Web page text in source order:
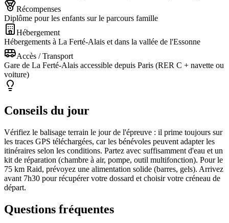
Récompenses
Diplôme pour les enfants sur le parcours famille
Hébergement
Hébergements à La Ferté-Alais et dans la vallée de l'Essonne
Accès / Transport
Gare de La Ferté-Alais accessible depuis Paris (RER C + navette ou
voiture)
Conseils du jour
Vérifiez le balisage terrain le jour de l'épreuve : il prime toujours sur
les traces GPS téléchargées, car les bénévoles peuvent adapter les
itinéraires selon les conditions. Partez avec suffisamment d'eau et un
kit de réparation (chambre à air, pompe, outil multifonction). Pour le
75 km Raid, prévoyez une alimentation solide (barres, gels). Arrivez
avant 7h30 pour récupérer votre dossard et choisir votre créneau de
départ.
Questions fréquentes